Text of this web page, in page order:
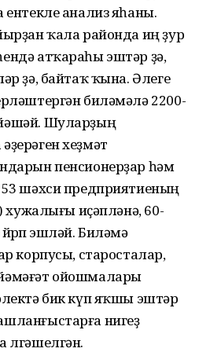
ентекле анализ яһаны.
ҡала районда иң ҙур
атҡараһы эштәр ҙә,
ҙә, байтаҡ ҡына. Әлеге
биләмәлә 2200-
Шуларҙың
хеҙмәт
пенсионерҙар һәм
шәхси предприятиеның
хужалығы иҫәпләнә, 60-
эшләй. Биләмә
корпусы, старосталар,
ойошмалары
бик күп яҡшы эштәр
нигеҙ